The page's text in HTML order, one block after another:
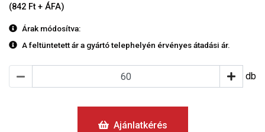
(842 Ft + ÁFA)
Árak módosítva:
A feltüntetett ár a gyártó telephelyén érvényes átadási ár.
db
Ajánlatkérés